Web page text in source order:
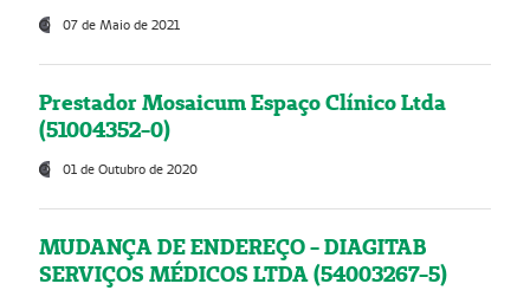
07 de Maio de 2021
Prestador Mosaicum Espaço Clínico Ltda
(51004352-0)
01 de Outubro de 2020
MUDANÇA DE ENDEREÇO - DIAGITAB
SERVIÇOS MÉDICOS LTDA (54003267-5)